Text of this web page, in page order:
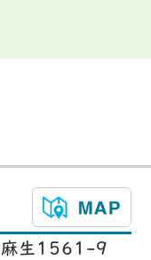
生1561-9